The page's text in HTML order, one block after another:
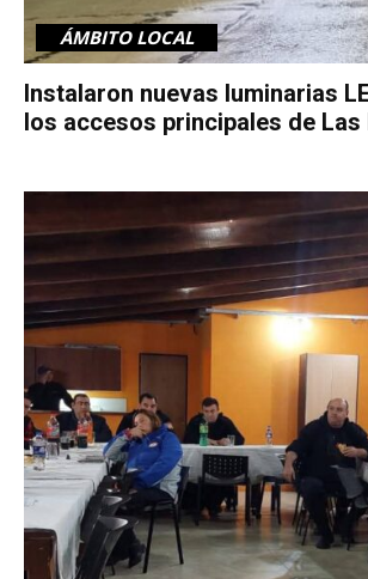
ÁMBITO LOCAL
Instalaron nuevas luminarias
los accesos principales de Las